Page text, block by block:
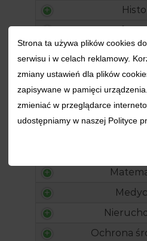
Ochrona
Strona ta używa plików cookies
serwisu i w celach reklamowy.
zmiany ustawień dla plików
zapisywane w pamięci
zmieniać w przeglądarce
udostępniamy w naszej Polityce